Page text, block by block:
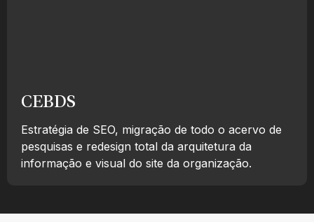
CEBDS
Estratégia de SEO, migração de todo o acervo de
pesquisas e redesign total da arquitetura da
informação e visual do site da organização.